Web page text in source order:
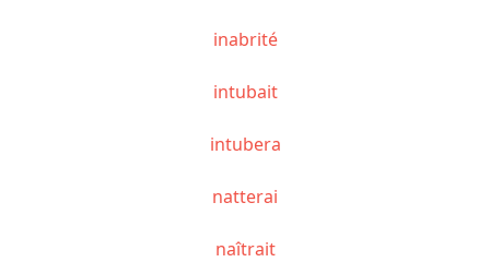
inabrité
intubait
intubera
natterai
naîtrait